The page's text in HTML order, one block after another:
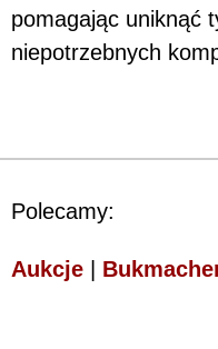
pomagając uniknąć
niepotrzebnych
Polecamy:
Aukcje